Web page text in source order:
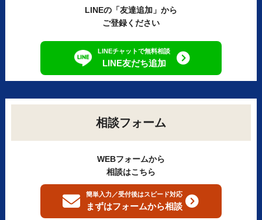
LINEの「友達追加」から
ご登録ください
LINEチャットで無料相談
LINE友だち追加
相談フォーム
WEBフォームから
相談はこちら
簡単入力／受付後はスピード対応
まずはフォームから相談